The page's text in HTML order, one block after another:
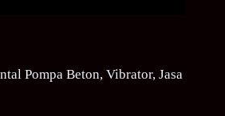
Pompa Beton, Vibrator, Jasa